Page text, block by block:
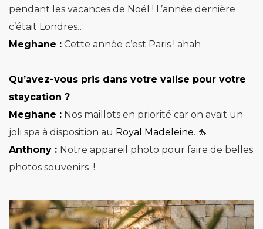
pendant les vacances de Noël ! L’année dernière
c’était Londres…
Meghane : Cette année c’est Paris ! ahah
Qu’avez-vous pris dans votre valise pour votre
staycation ?
Meghane : Nos maillots en priorité car on avait un
joli spa à disposition au Royal Madeleine. 🐬
Anthony : Notre appareil photo pour faire de belles
photos souvenirs !